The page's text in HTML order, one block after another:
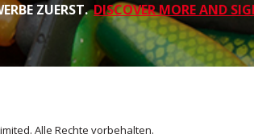
ZUERST.DISCOVER MORE AND
Alle Rechte vorbehalten.